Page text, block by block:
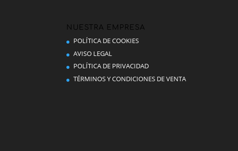
NUESTRA EMPRESA
POLÍTICA DE COOKIES
AVISO LEGAL
POLÍTICA DE PRIVACIDAD
TÉRMINOS Y CONDICIONES DE VENTA